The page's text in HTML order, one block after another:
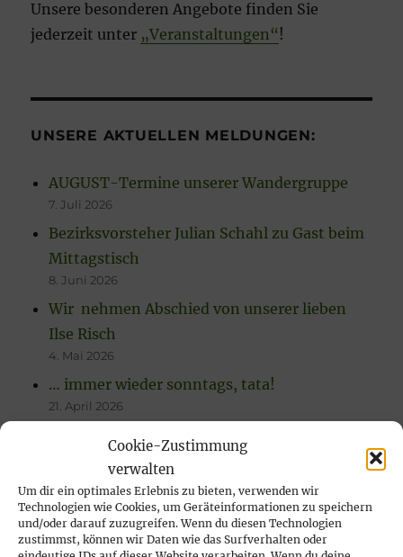
Cookie-Zustimmung
verwalten
Um dir ein optimales Erlebnis zu bieten, verwenden wir
Technologien wie Cookies, um Geräteinformationen zu speichern
und/oder darauf zuzugreifen. Wenn du diesen Technologien
zustimmst, können wir Daten wie das Surfverhalten oder
Unsere besonderen Angebote finden Sie
jederzeit unter „Veranstaltungen“ !
UNSERE AKTUELLEN MELDUNGEN:
AUGUST-Termine unserer Wandergruppe
7. Juli 2026
Bezirksvorsteher Julian Schahl zu Gast beim
Mittagstisch
8. Juni 2026
Wir nehmen Abschied von unserer lieben
Ilse Risch
4. Mai 2026
… immer wieder sonntags, tata!
21. April 2026
Rückblick auf das Karfreitags-Fischessen
Nachlese Rosenmontagsparty 2026: es
wurde gesungen, gelacht & geschunkelt!
23. Februar 2026